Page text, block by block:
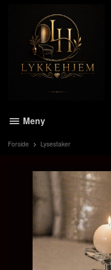
Meny
Forside Lysestaker